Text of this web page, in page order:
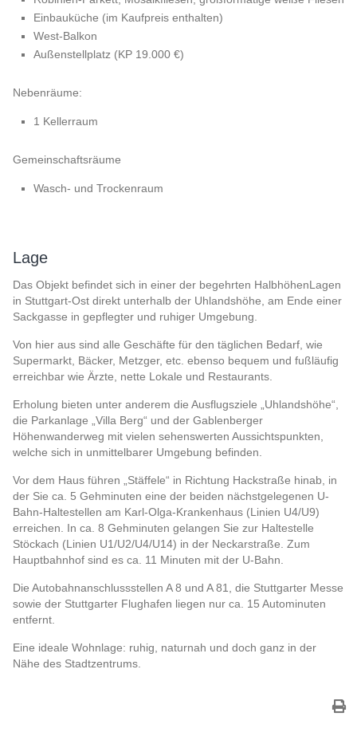
Einbauküche (im Kaufpreis enthalten)
West-Balkon
Außenstellplatz (KP 19.000 €)
Nebenräume:
1 Kellerraum
Gemeinschaftsräume
Wasch- und Trockenraum
Lage
Das Objekt befindet sich in einer der begehrten HalbhöhenLagen
in Stuttgart-Ost direkt unterhalb der Uhlandshöhe, am Ende einer
Sackgasse in gepflegter und ruhiger Umgebung.
Von hier aus sind alle Geschäfte für den täglichen Bedarf, wie
Supermarkt, Bäcker, Metzger, etc. ebenso bequem und fußläufig
erreichbar wie Ärzte, nette Lokale und Restaurants.
Erholung bieten unter anderem die Ausflugsziele „Uhlandshöhe“,
die Parkanlage „Villa Berg“ und der Gablenberger
Höhenwanderweg mit vielen sehenswerten Aussichtspunkten,
welche sich in unmittelbarer Umgebung befinden.
Vor dem Haus führen „Stäffele“ in Richtung Hackstraße hinab, in
der Sie ca. 5 Gehminuten eine der beiden nächstgelegenen U-
Bahn-Haltestellen am Karl-Olga-Krankenhaus (Linien U4/U9)
erreichen. In ca. 8 Gehminuten gelangen Sie zur Haltestelle
Stöckach (Linien U1/U2/U4/U14) in der Neckarstraße. Zum
Hauptbahnhof sind es ca. 11 Minuten mit der U-Bahn.
Die Autobahnanschlussstellen A 8 und A 81, die Stuttgarter Messe
sowie der Stuttgarter Flughafen liegen nur ca. 15 Autominuten
entfernt.
Eine ideale Wohnlage: ruhig, naturnah und doch ganz in der
Nähe des Stadtzentrums.